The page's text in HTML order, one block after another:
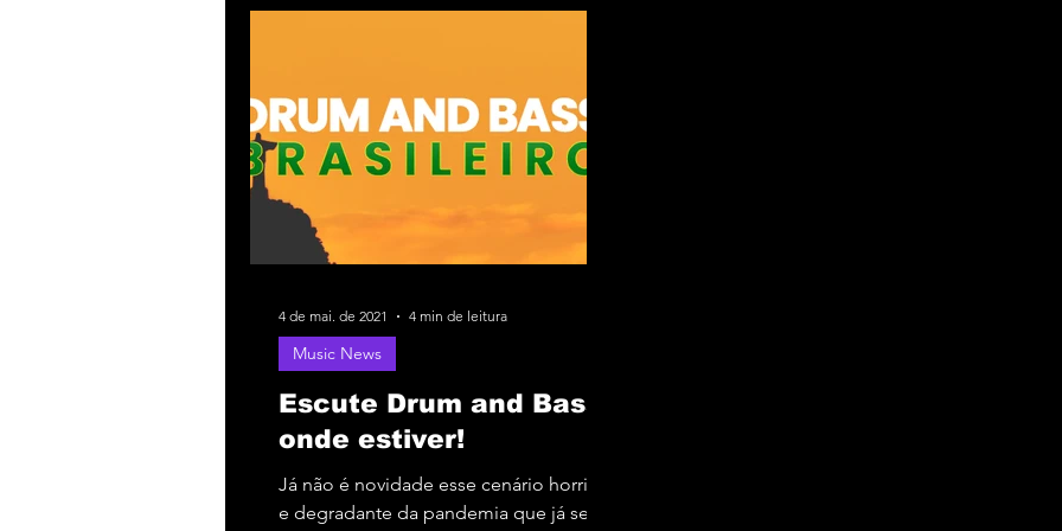
Escute Drum and Bass
onde estiver!
Já não é novidade esse cenário horrivel
e degradante da pandemia que já se
Music News
4 de mai. de 2021 4 min de leitura